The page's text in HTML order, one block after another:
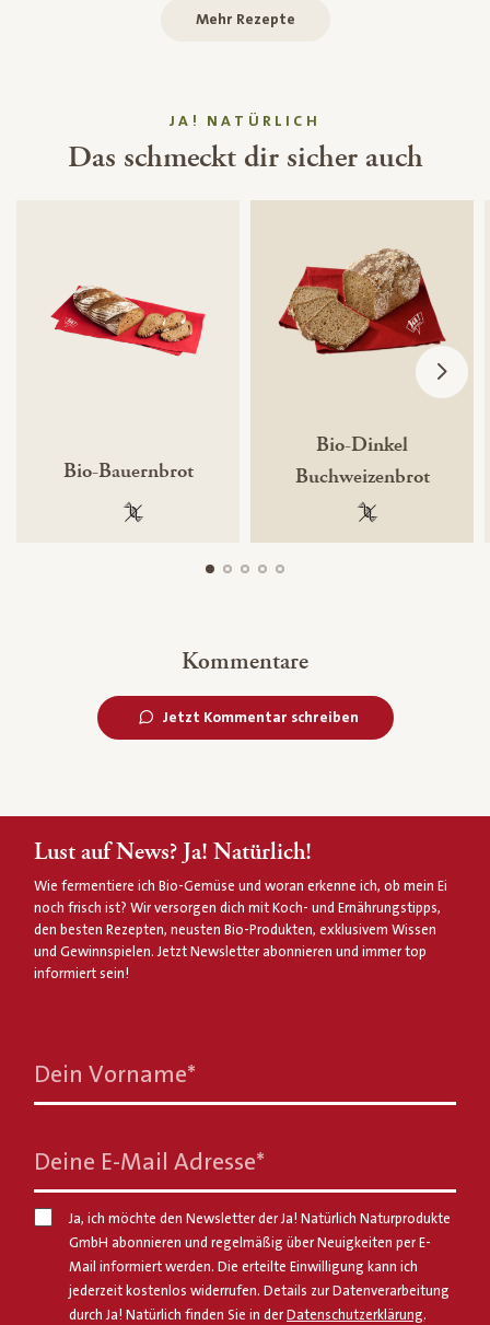
Mehr Rezepte
JA! NATÜRLICH
Das schmeckt dir sicher auch
Bio-Bauernbrot
100 % gentechnikfrei
Bio-Dinkel
Buchweizenbrot
100 %
Kommentare
Jetzt Kommentar schreiben
Lust auf News? Ja! Natürlich!
Wie fermentiere ich Bio-Gemüse und woran erkenne ich, ob mein Ei
noch frisch ist? Wir versorgen dich mit Koch- und Ernährungstipps,
den besten Rezepten, neusten Bio-Produkten, exklusivem Wissen
und Gewinnspielen. Jetzt Newsletter abonnieren und immer top
informiert sein!
Dein Vorname*
Deine E-Mail Adresse*
Ja, ich möchte den Newsletter der Ja! Natürlich Naturprodukte
GmbH abonnieren und regelmäßig über Neuigkeiten per E-
Mail informiert werden. Die erteilte Einwilligung kann ich
jederzeit kostenlos widerrufen. Details zur Datenverarbeitung
durch Ja! Natürlich finden Sie in der Datenschutzerklärung.